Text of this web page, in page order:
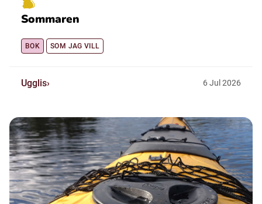
Sommaren
BOK SOM JAG VILL
Ugglis 6Jul 2026